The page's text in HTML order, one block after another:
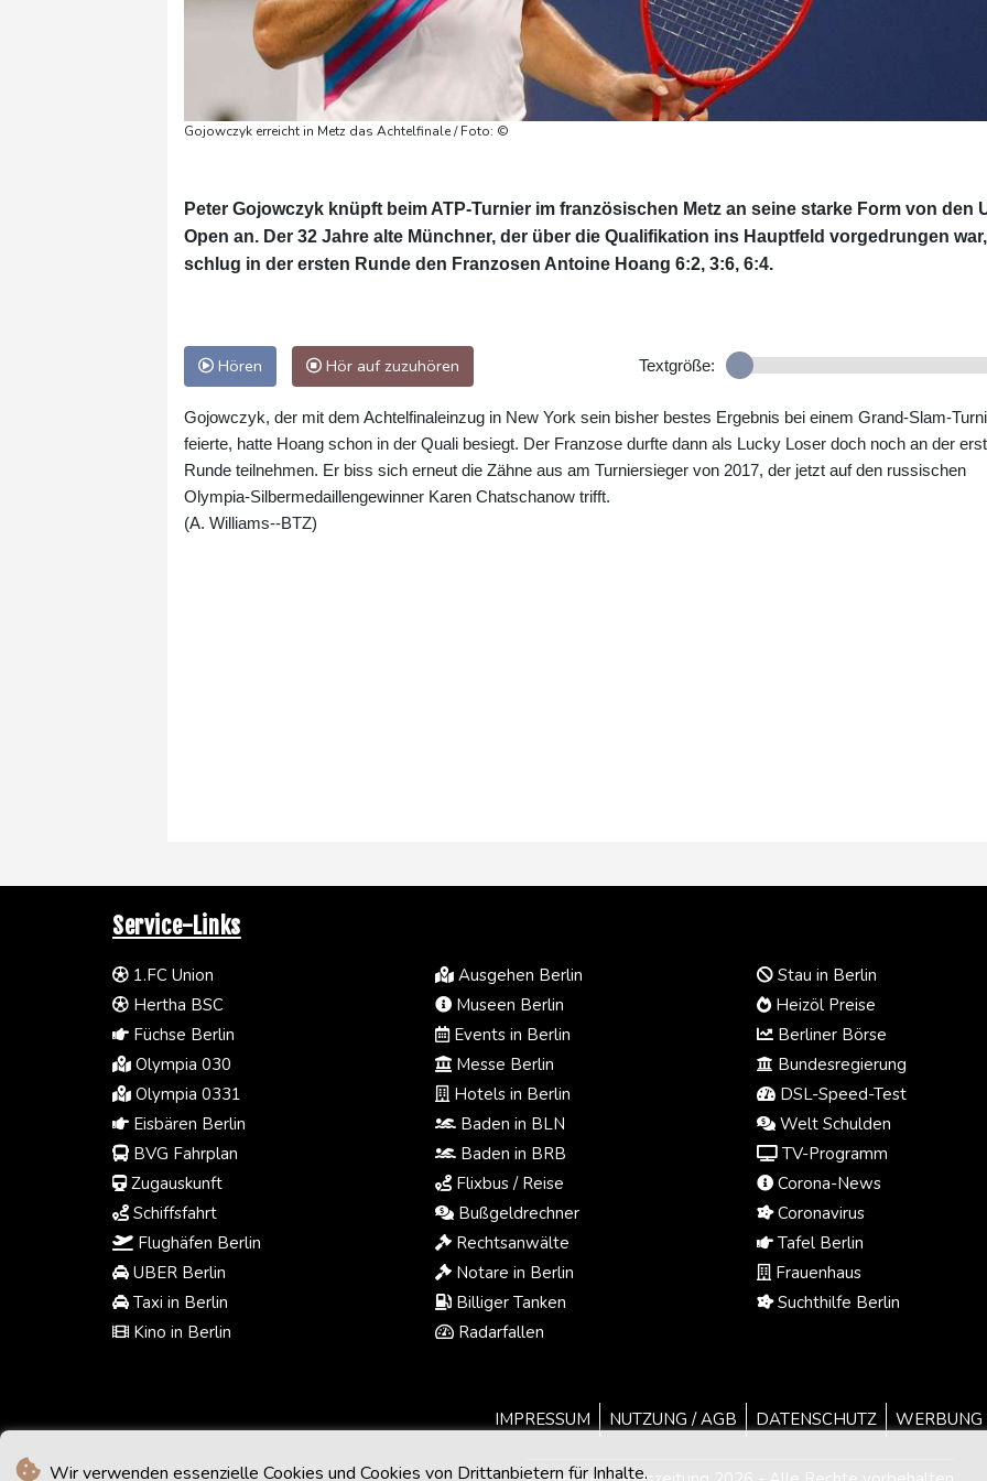
Wir verwenden essenzielle Cookies und Cookies von Drittanbietern für Inhalte.
Gojowczyk erreicht in Metz das Achtelfinale / Foto: ©
Peter Gojowczyk knüpft beim ATP-Turnier im französischen Metz an seine starke Form von den
Open an. Der 32 Jahre alte Münchner, der über die Qualifikation ins Hauptfeld vorgedrungen war,
schlug in der ersten Runde den Franzosen Antoine Hoang 6:2, 3:6, 6:4.
Hören Hör auf zuzuhören Textgröße:
Gojowczyk, der mit dem Achtelfinaleinzug in New York sein bisher bestes Ergebnis bei einem Grand-Slam-
feierte, hatte Hoang schon in der Quali besiegt. Der Franzose durfte dann als Lucky Loser doch noch an der
Runde teilnehmen. Er biss sich erneut die Zähne aus am Turniersieger von 2017, der jetzt auf den russischen
Olympia-Silbermedaillengewinner Karen Chatschanow trifft.
(A. Williams--BTZ)
Service-Links
1.FC Union
Hertha BSC
Füchse Berlin
Olympia 030
Olympia 0331
Eisbären Berlin
BVG Fahrplan
Zugauskunft
Schiffsfahrt
Flughäfen Berlin
UBER Berlin
Taxi in Berlin
Kino in Berlin
Ausgehen Berlin
Museen Berlin
Events in Berlin
Messe Berlin
Hotels in Berlin
Baden in BLN
Baden in BRB
Flixbus / Reise
Bußgeldrechner
Rechtsanwälte
Notare in Berlin
Billiger Tanken
Radarfallen
Stau in Berlin
Heizöl Preise
Berliner Börse
Bundesregierung
DSL-Speed-Test
Welt Schulden
TV-Programm
Corona-News
Coronavirus
Tafel Berlin
Frauenhaus
Suchthilfe Berlin
IMPRESSUM NUTZUNG / AGB DATENSCHUTZ WERBUNG